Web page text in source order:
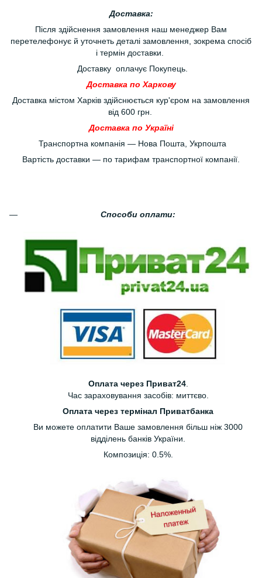
Доставка:
Після здійснення замовлення наш менеджер Вам
перетелефонує й уточнеть деталі замовлення, зокрема спосіб
і термін доставки.
Доставку оплачує Покупець.
Доставка по Харкову
Доставка містом Харків здійснюється кур'єром на замовлення
від 600 грн.
Доставка по Україні
Транспортна компанія — Нова Пошта, Укрпошта
Вартість доставки — по тарифам транспортної компанії.
Способи оплати:
Оплата через Приват24.
Час зараховування засобів: миттєво.
Оплата через термінал Приватбанка
Ви можете оплатити Ваше замовлення більш ніж 3000
відділень банків України.
Композиція: 0.5%.